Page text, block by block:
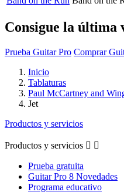
Consigue la última
Prueba Guitar Pro Comprar
Inicio
Tablaturas
Paul McCartney and
Jet
Productos y servicios
Productos y servicios  
Prueba gratuita
Guitar Pro 8 Novedades
Programa educativo